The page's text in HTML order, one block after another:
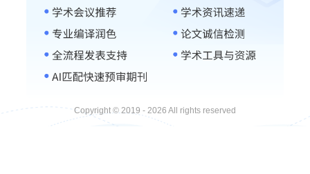
Copyright © 2019 - 2026 All rights reserved